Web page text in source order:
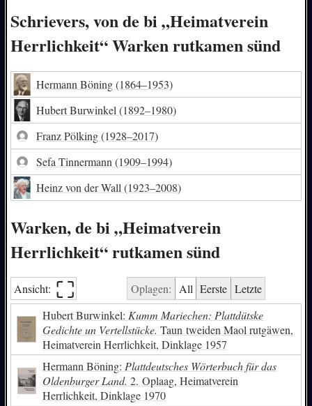
Schrievers, von de bi „Heimatverein
Herrlichkeit“ Warken rutkamen sünd
Hermann Böning(1864–1953)
Hubert Burwinkel(1892–1980)
Franz Pölking(1928–2017)
Sefa Tinnermann(1909–1994)
Heinz von der Wall(1923–2008)
Warken, de bi „Heimatverein
Herrlichkeit“ rutkamen sünd
Ansicht: ⛶︎ Oplagen: All Eerste Letzte
Hubert Burwinkel: Kumm Mariechen: Plattdütske
Gedichte un Vertellstücke. Taun tweiden Maol rutgäwen,
Heimatverein Herrlichkeit, Dinklage 1957
Hermann Böning: Plattdeutsches Wörterbuch für das
Oldenburger Land. 2. Oplaag, Heimatverein
Herrlichkeit, Dinklage 1970